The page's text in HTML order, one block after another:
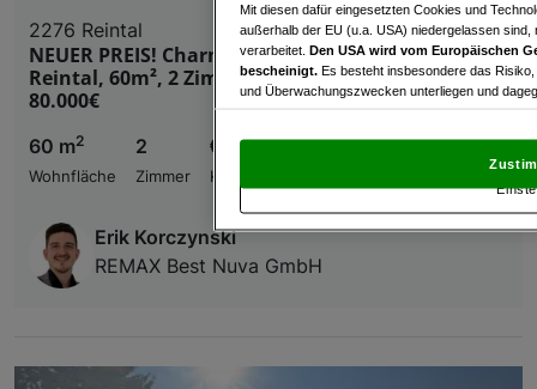
2276 Reintal
NEUER PREIS! Charmantes Einfamilienhaus in
Reintal, 60m², 2 Zimmer, Renovierungsprojekt um
80.000€
60 m2
Wohnfläche
2
Zimmer
€ 70.000,00
Kaufpreis
Erik Korczynski
REMAX Best Nuva GmbH
Mit diesen dafür eingesetzten Cookies und
außerhalb der EU (u.a. USA) niedergelassen
verarbeitet. Den USA wird vom Europäischen
bescheinigt. Es besteht insbesondere das
und Überwachungszwecken unterliegen und
und Widerspruch gegen die Verarbeitung auf der
„Cookie Einstellungen“, die sich auf jeder Seite
Wir und unsere Partner verarbeiten
Liste der Partner (Lieferanten)